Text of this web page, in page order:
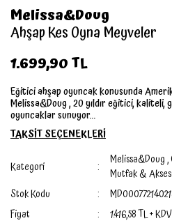
Melissa&Doug
Ahşap Kes Oyna Meyveler
1.699,90 TL
Eğitici ahşap oyuncak konusunda
Melissa&Doug , 20 yıldır eğitici, kaliteli,
oyuncaklar sunuyor...
TAKSİT SEÇENEKLERİ
Kategori Melissa&Doug,
Mutfak &
Stok Kodu
Fiyat
1.416,58 TL + KDV